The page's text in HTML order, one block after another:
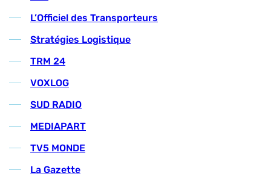
L’Officiel des Transporteurs
Stratégies Logistique
TRM 24
VOXLOG
SUD RADIO
MEDIAPART
TV5 MONDE
La Gazette